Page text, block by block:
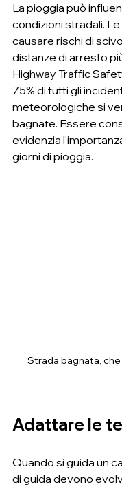
La pioggia può
condizioni stradali.
causare rischi di
distanze di arresto
Highway Traffic
75% di tutti gli
meteorologiche si
bagnate. Essere
evidenzia
giorni di pioggia.
Strada bagnata,
Adattare le
Quando si guida un
di guida devono